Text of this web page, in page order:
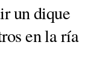
un dique
en la ría